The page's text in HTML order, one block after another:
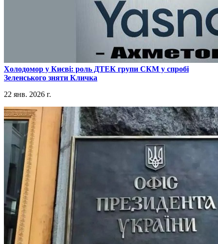
​Холодомор у Києві: роль ДТЕК групи СКМ у спробі
Зеленського зняти Кличка
22 янв. 2026 г.